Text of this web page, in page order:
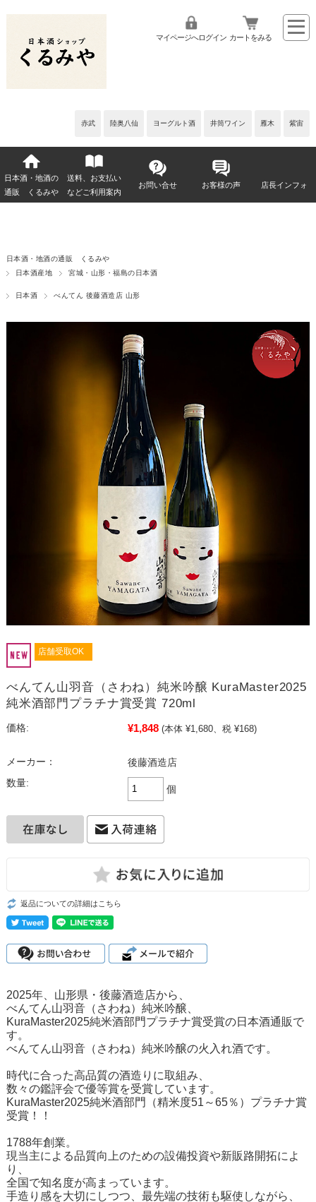
赤武 陸奥八仙 ヨーグルト酒 井筒ワイン 雁木 紫宙
マイページへログイン カートをみる
日本酒・地酒の
通販 くるみや
送料、お支払い
などご利用案内
お問い合せ お客様の声 店長インフォ
日本酒・地酒の通販 くるみや
日本酒産地
宮城・山形・福島の日本酒
日本酒 べんてん 後藤酒造店 山形
店舗受取OK
べんてん山羽音（さわね）純米吟醸 KuraMaster2025
純米酒部門プラチナ賞受賞 720ml
価格: ¥1,848 (本体 ¥1,680、税 ¥168)
メーカー：
後藤酒造店
数量:
個
返品についての詳細はこちら
2025年、山形県・後藤酒造店から、
べんてん山羽音（さわね）純米吟醸、
KuraMaster2025純米酒部門プラチナ賞受賞の日本酒通販で
す。
べんてん山羽音（さわね）純米吟醸の火入れ酒です。
時代に合った高品質の酒造りに取組み、
数々の鑑評会で優等賞を受賞しています。
KuraMaster2025純米酒部門（精米度51～65％）プラチナ賞
受賞！！
1788年創業。
現当主による品質向上のための設備投資や新販路開拓によ
り、
全国で知名度が高まっています。
手造り感を大切にしつつ、最先端の技術も駆使しながら、